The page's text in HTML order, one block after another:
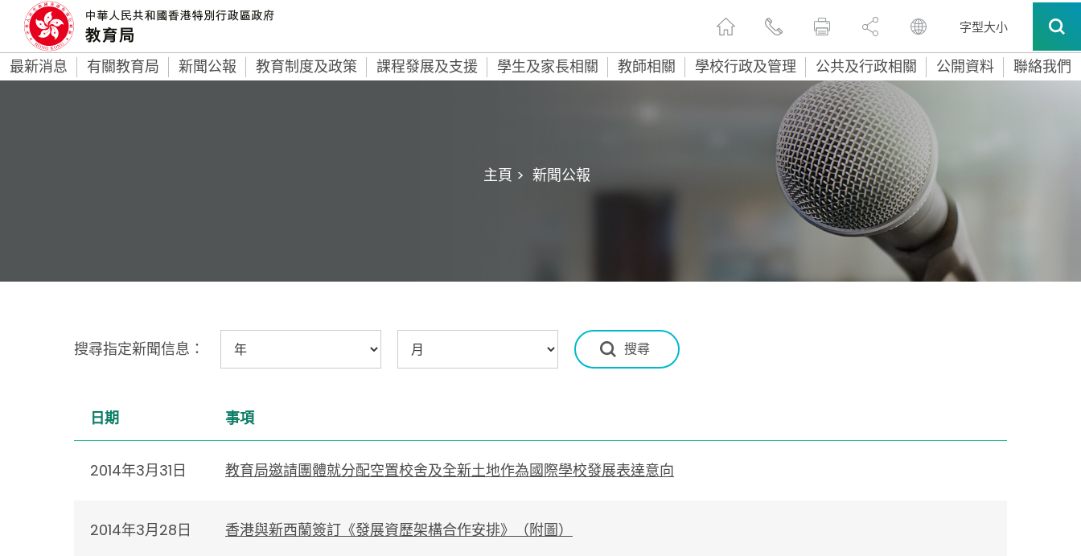
字型大小
最新消息 有關教育局 新聞公報 教育制度及政策 課程發展及支援 學生及家長相關 教師相關 學校行政及管理 公共及行政相關 公開資料 聯絡我們
主頁 > 新聞公報
搜尋指定新聞信息：
日期 事項
2014年3月31日 教育局邀請團體就分配空置校舍及全新土地作為國際學校發展表達意向
2014年3月28日 香港與新西蘭簽訂《發展資歷架構合作安排》（附圖）